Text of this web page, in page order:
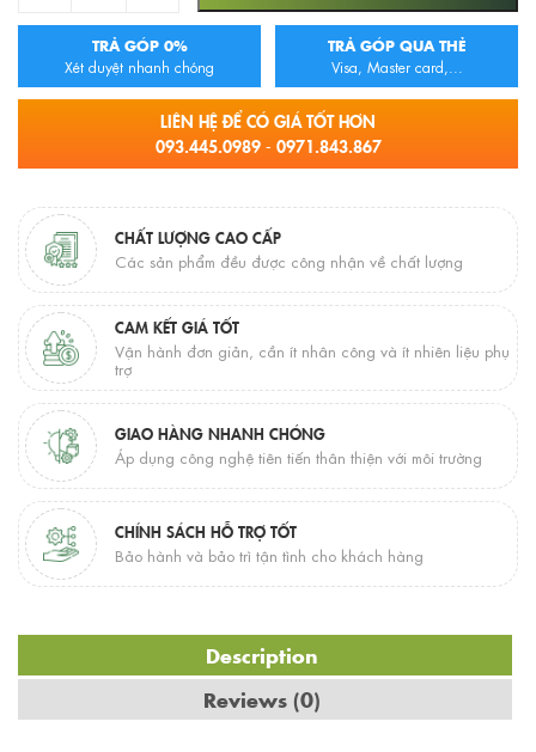
TRẢ GÓP 0%
Xét duyệt nhanh chóng
TRẢ GÓP QUA THẺ
Visa, Master card,...
LIÊN HỆ ĐỂ CÓ GIÁ TỐT HƠN
093.445.0989 - 0971.843.867
CHẤT LƯỢNG CAO CẤP
Các sản phẩm đều được công nhận về chất lượng
CAM KẾT GIÁ TỐT
Vận hành đơn giản, cần ít nhân công và ít nhiên liệu phụ
trợ
GIAO HÀNG NHANH CHÓNG
Áp dụng công nghệ tiên tiến thân thiện với môi trường
CHÍNH SÁCH HỖ TRỢ TỐT
Bảo hành và bảo trì tận tình cho khách hàng
Description
Reviews (0)